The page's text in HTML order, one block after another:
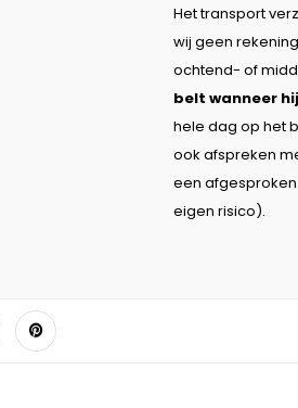
Het transport
wij geen
ochtend- of
belt wanneer
hele dag op het
ook afspreken
een
eigen risico).